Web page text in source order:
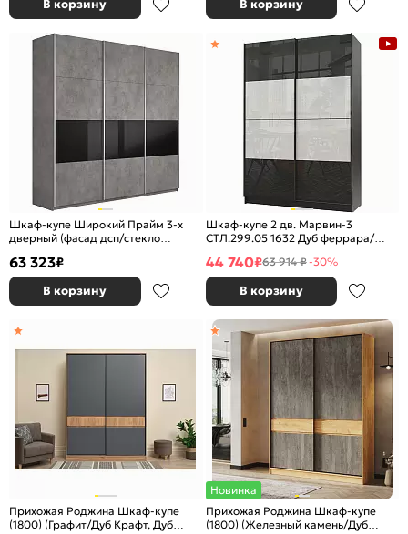
В корзину В корзину
Шкаф-купе Широкий Прайм 3-х
дверный (фасад дсп/стекло
63 323₽
В корзину
Шкаф-купе 2 дв. Марвин-3
СТЛ.299.05 1632 Дуб феррара/
44 740₽63 914 ₽-30%
В корзину
Прихожая Роджина Шкаф-купе
(1800) (Графит/Дуб Крафт, Дуб
Новинка
Прихожая Роджина Шкаф-купе
(1800) (Железный камень/Дуб